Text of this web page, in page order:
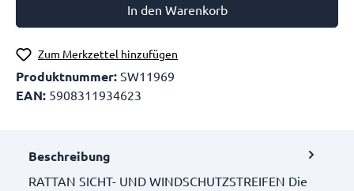
In den Warenkorb
Zum Merkzettel hinzufügen
Produktnummer: SW11969
EAN: 5908311934623
Beschreibung
RATTAN SICHT- UND WINDSCHUTZSTREIFEN Die